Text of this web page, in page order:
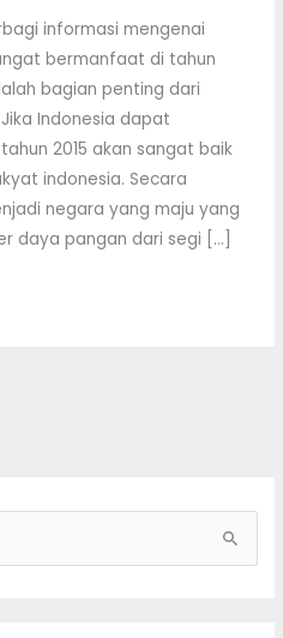
informasi mengenai
bermanfaat di tahun
bagian penting dari
Indonesia dapat
2015 akan sangat baik
indonesia. Secara
negara yang maju yang
daya pangan dari segi […]